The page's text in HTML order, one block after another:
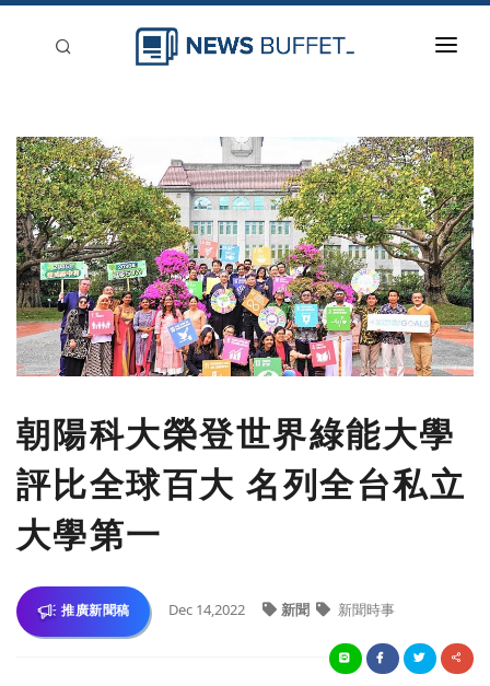
新聞稿分類
登入
刊登
朝陽科大榮登世界綠能大學
評比全球百大 名列全台私立
大學第一
推廣新聞稿 Dec 14,2022 新聞 新聞時事